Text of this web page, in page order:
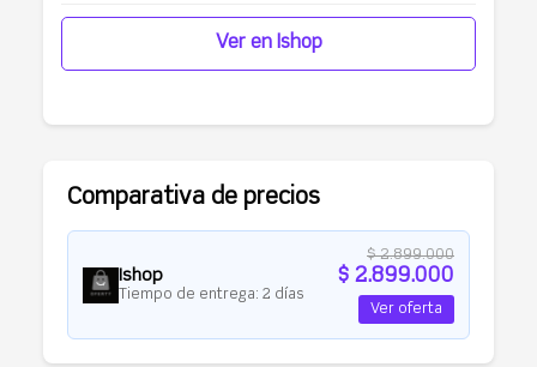
Ver en Ishop
Comparativa de precios
Ishop
Tiempo de entrega: 2 días
$ 2.899.000
$ 2.899.000
Ver oferta